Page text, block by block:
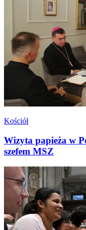
Kościół
Wizyta papieża w
szefem MSZ